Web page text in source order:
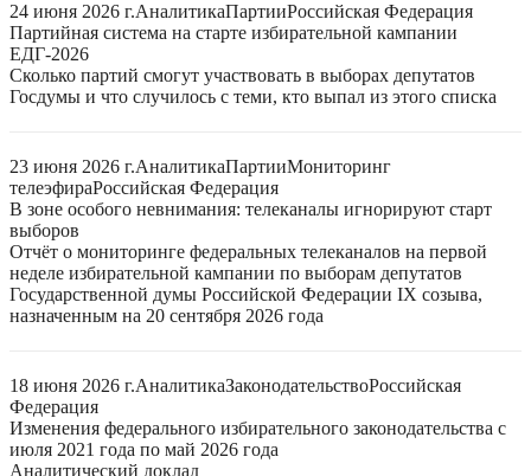
24 июня 2026 г.АналитикаПартииРоссийская Федерация
Партийная система на старте избирательной кампании
ЕДГ-2026
Сколько партий смогут участвовать в выборах депутатов
Госдумы и что случилось с теми, кто выпал из этого списка
23 июня 2026 г.АналитикаПартииМониторинг
телеэфираРоссийская Федерация
В зоне особого невнимания: телеканалы игнорируют старт
выборов
Отчёт о мониторинге федеральных телеканалов на первой
неделе избирательной кампании по выборам депутатов
Государственной думы Российской Федерации IX созыва,
назначенным на 20 сентября 2026 года
18 июня 2026 г.АналитикаЗаконодательствоРоссийская
Федерация
Изменения федерального избирательного законодательства с
июля 2021 года по май 2026 года
Аналитический доклад